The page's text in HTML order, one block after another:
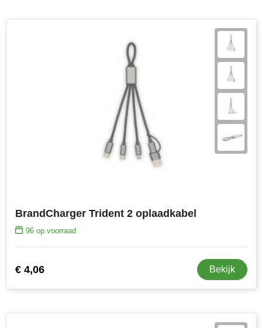
BrandCharger Trident 2 oplaadkabel
96op voorraad
€ 4,06 Bekijk